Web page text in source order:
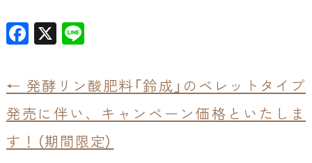
F
c
e
b
o
X
e
← 発酵リン酸肥料「鈴成」のペレットタイプ
発売に伴い、キャンペーン価格といたしま
す！（期間限定）